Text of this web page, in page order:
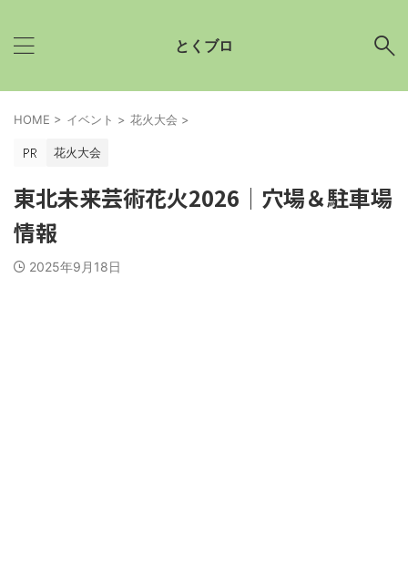
とくブロ
HOME > イベント > 花火大会 >
花火大会
東北未来芸術花火2026│穴場＆駐車場
情報
2025年9月18日